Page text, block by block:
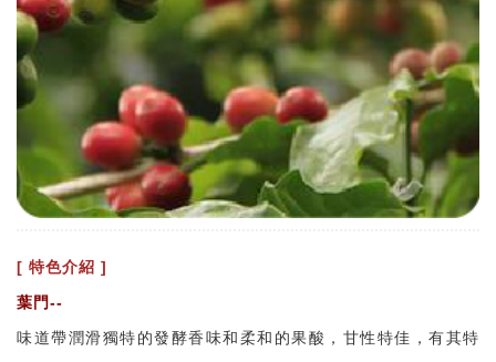
[ 特色介紹 ]
葉門--
味道帶潤滑獨特的發酵香味和柔和的果酸，甘性特佳，有其特